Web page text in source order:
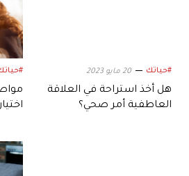
#حياتك 20 مايو 2023
هل أخذ استراحة في العلاقة
العاطفية أمر صحي؟